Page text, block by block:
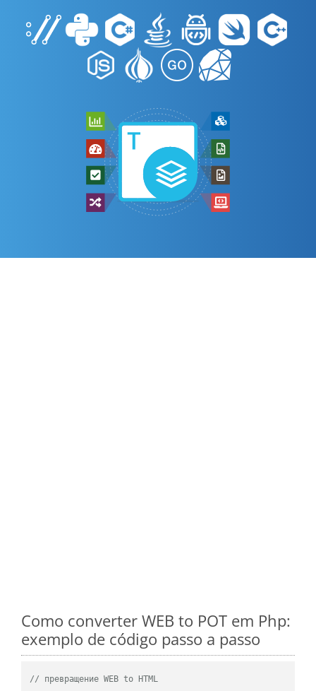
Como converter WEB to POT em Php:
exemplo de código passo a passo
// превращение WEB to HTML